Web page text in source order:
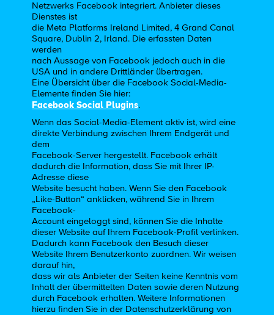
Netzwerks Facebook integriert. Anbieter dieses
Dienstes ist
die Meta Platforms Ireland Limited, 4 Grand Canal
Square, Dublin 2, Irland. Die erfassten Daten
werden
nach Aussage von Facebook jedoch auch in die
USA und in andere Drittländer übertragen.
Eine Übersicht über die Facebook Social-Media-
Elemente finden Sie hier:
Facebook Social Plugins.
Wenn das Social-Media-Element aktiv ist, wird eine
direkte Verbindung zwischen Ihrem Endgerät und
dem
Facebook-Server hergestellt. Facebook erhält
dadurch die Information, dass Sie mit Ihrer IP-
Adresse diese
Website besucht haben. Wenn Sie den Facebook
„Like-Button“ anklicken, während Sie in Ihrem
Facebook-
Account eingeloggt sind, können Sie die Inhalte
dieser Website auf Ihrem Facebook-Profil verlinken.
Dadurch kann Facebook den Besuch dieser
Website Ihrem Benutzerkonto zuordnen. Wir weisen
darauf hin,
dass wir als Anbieter der Seiten keine Kenntnis vom
Inhalt der übermittelten Daten sowie deren Nutzung
durch Facebook erhalten. Weitere Informationen
hierzu finden Sie in der Datenschutzerklärung von